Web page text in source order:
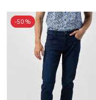
-50%
-50%